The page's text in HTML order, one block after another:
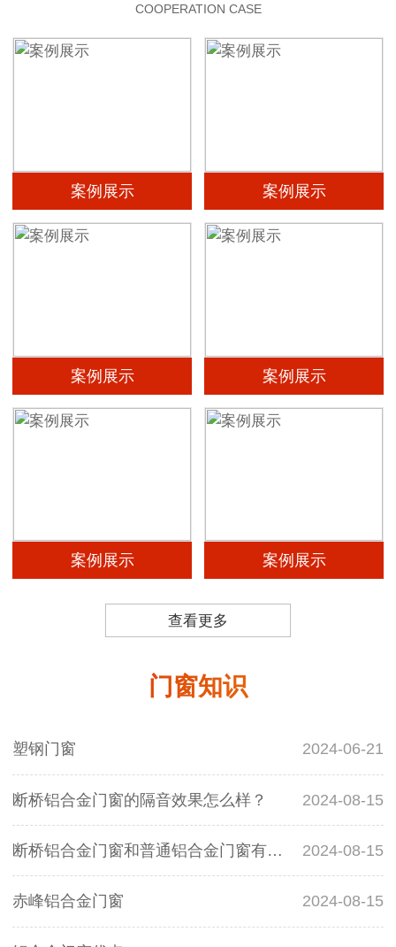
COOPERATION CASE
案例展示 案例展示
案例展示 案例展示
案例展示 案例展示
查看更多
门窗知识
塑钢门窗 2024-06-21
断桥铝合金门窗的隔音效果怎么样？ 2024-08-15
断桥铝合金门窗和普通铝合金门窗有什么区别？ 2024-08-15
赤峰铝合金门窗 2024-08-15